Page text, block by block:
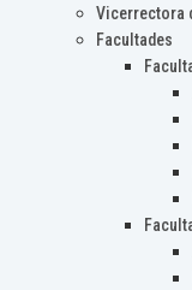
Vicerrectora
Facultades